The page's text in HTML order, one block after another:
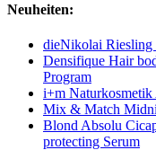
Neuheiten:
dieNikolai Riesling
Densifique Hair
Program
i+m Naturkosmetik
Mix & Match
Blond Absolu
protecting Serum